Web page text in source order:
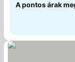
A pontos árak